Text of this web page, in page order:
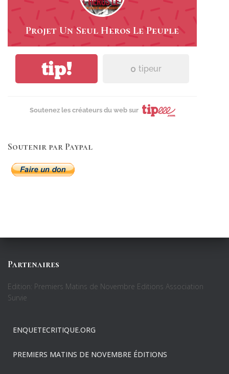
Projet Un Seul Heros Le Peuple
tip! 0 tipeur
Soutenez les créateurs du web sur
Soutenir par Paypal
Partenaires
Edition: Premiers Matins de Novembre Editions Association
Survie
ENQUETECRITIQUE.ORG
PREMIERS MATINS DE NOVEMBRE ÉDITIONS